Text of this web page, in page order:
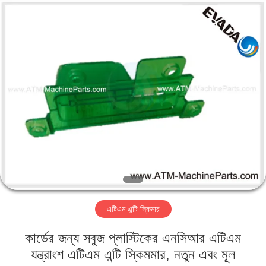
আমাদের
কারখানা
GSM
এটিএম এন্টি স্কিমার
কার্ডের জন্য সবুজ প্লাস্টিকের এনসিআর এটিএম
যন্ত্রাংশ এটিএম এন্টি স্কিমমার, নতুন এবং মূল